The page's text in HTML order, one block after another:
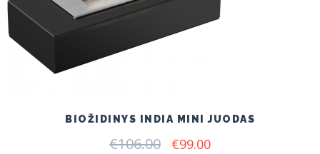
BIOŽIDINYS INDIA MINI JUODAS
€106.00 Original
€99.00Current